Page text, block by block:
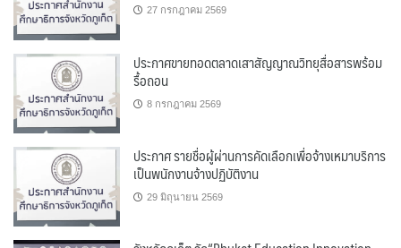
27 กรกฎาคม 2569
ประกาศขายทอดตลาดเสาสัญญาณวิทยุสื่อสารพร้อม
รื้อถอน
8 กรกฎาคม 2569
ประกาศ รายชื่อผู้ผ่านการคัดเลือกเพื่อจ้างเหมาบริการ
เป็นพนักงานจ้างปฏิบัติงาน
29 มิถุนายน 2569